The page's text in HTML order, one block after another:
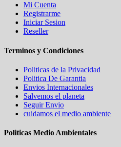
Mi Cuenta
Registrarme
Iniciar Sesion
Reseller
Terminos y Condiciones
Politicas de la Privacidad
Politica De Garantia
Envios Internacionales
Salvemos el planeta
Seguir Envio
cuidamos el medio ambiente
Politicas Medio Ambientales